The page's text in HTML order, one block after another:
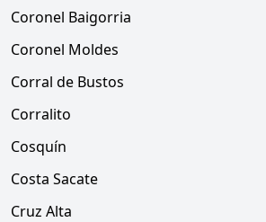
Coronel Baigorria
Coronel Moldes
Corral de Bustos
Corralito
Cosquín
Costa Sacate
Cruz Alta